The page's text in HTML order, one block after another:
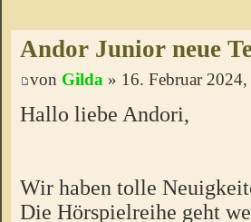
Andor Junior neue
von Gilda » 16. Februar
Hallo liebe Andori,
Wir haben tolle
Die Hörspielreihe geht